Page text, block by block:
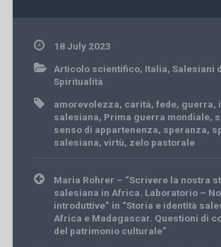
18 July 2023
Articolo scientifico, Italia, Salesiani
Spiritualità
amorevolezza, carità, fede, guerra,
salesiana, Prima guerra mondiale,
senso di appartenenza, speranza,
salesiana, virtù, zelo pastorale
Post
navigation
Maria Rohrer – “Scrivere la nostra
salesiana in Africa. Laboratorio –
introduttive” in “Storia e identità
Africa e Madagascar. Questioni di
del patrimonio culturale”